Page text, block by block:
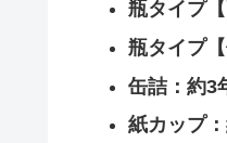
瓶タイプ
瓶タイプ
缶詰：約3
紙カップ